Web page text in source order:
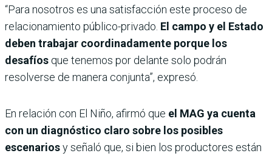
“Para nosotros es una satisfacción este proceso de
relacionamiento público-privado. El campo y el Estado
deben trabajar coordinadamente porque los
desafíos que tenemos por delante solo podrán
resolverse de manera conjunta”, expresó.
En relación con El Niño, afirmó que el MAG ya cuenta
con un diagnóstico claro sobre los posibles
escenariosy señaló que, si bien los productores están